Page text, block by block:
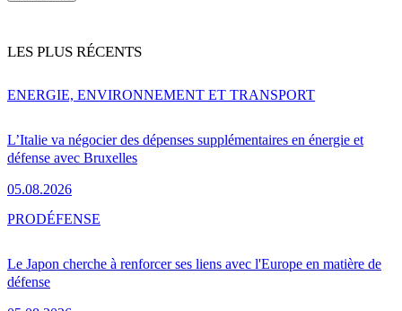
LES PLUS RÉCENTS
L’Italie va négocier des dépenses supplémentaires en énergie et
défense avec Bruxelles
05.08.2026
ENERGIE, ENVIRONNEMENT ET TRANSPORT
Le Japon cherche à renforcer ses liens avec l'Europe en matière de
défense
PRODÉFENSE